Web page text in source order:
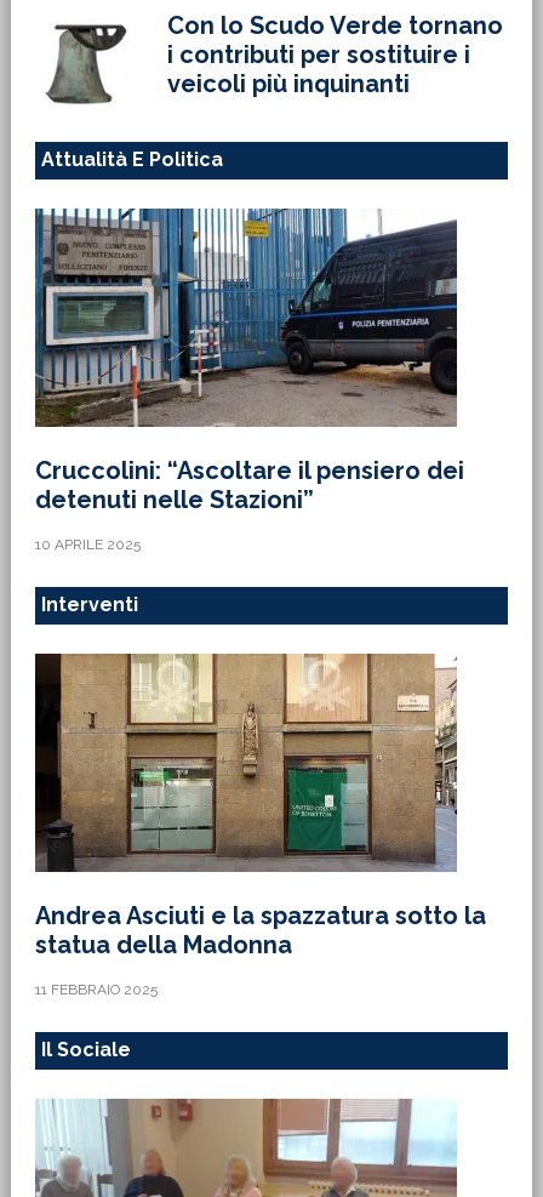
Con lo Scudo Verde tornano
i contributi per sostituire i
veicoli più inquinanti
Attualità E Politica
Cruccolini: “Ascoltare il pensiero dei
detenuti nelle Stazioni”
10 APRILE 2025
Interventi
Andrea Asciuti e la spazzatura sotto la
statua della Madonna
11 FEBBRAIO 2025
Il Sociale